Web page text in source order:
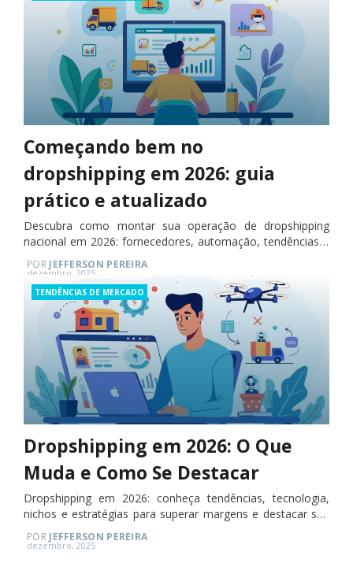
Começando bem no
dropshipping em 2026: guia
prático e atualizado
Descubra como montar sua operação de dropshipping
nacional em 2026: fornecedores, automação, tendências e
marketing digital.
PORJEFFERSON PEREIRA
Posted
on
dezembro, 2025
Categories
TENDÊNCIAS DE MERCADO
Dropshipping em 2026: O Que
Muda e Como Se Destacar
Dropshipping em 2026: conheça tendências, tecnologia,
nichos e estratégias para superar margens e destacar seu
negócio.
PORJEFFERSON PEREIRA
Posted
dezembro, 2025